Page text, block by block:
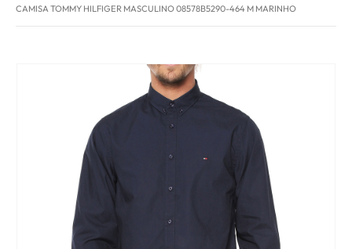
CAMISA TOMMY HILFIGER MASCULINO 08578B5290-464 M MARINHO